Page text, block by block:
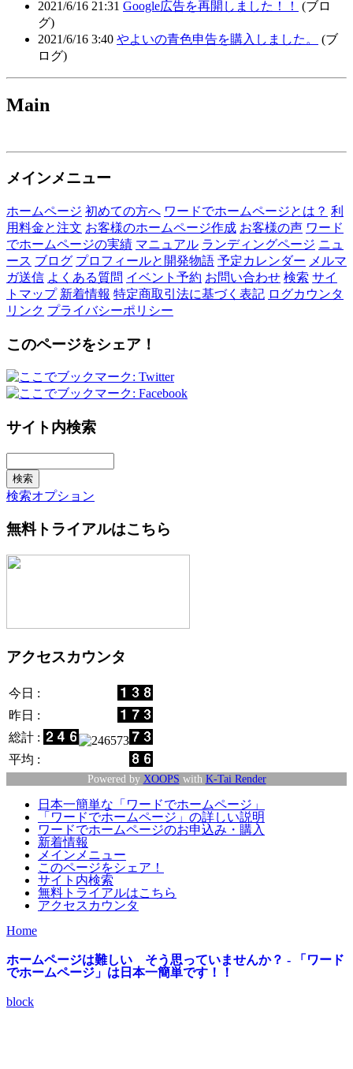
2021/6/16 21:31 Google広告を再開しました！！
(ブロ
グ)
2021/6/16 3:40 やよいの青色申告を購入しました。
(ブ
ログ)
Main
メインメニュー
ホームページ 初めての方へ ワードでホームページとは？ 利
用料金と注文 お客様のホームページ作成 お客様の声 ワード
でホームページの実績 マニュアル ランディングページ ニュ
ース ブログ プロフィールと開発物語 予定カレンダー メルマ
ガ送信 よくある質問 イベント予約 お問い合わせ 検索 サイ
トマップ 新着情報 特定商取引法に基づく表記 ログカウンタ
リンク プライバシーポリシー
このページをシェア！
サイト内検索
検索オプション
無料トライアルはこちら
アクセスカウンタ
今日 :
昨日 :
総計 :
平均 :
Powered by XOOPS with K-Tai Render
日本一簡単な「ワードでホームページ」
「ワードでホームページ」の詳しい説明
ワードでホームページのお申込み・購入
新着情報
メインメニュー
このページをシェア！
サイト内検索
無料トライアルはこちら
アクセスカウンタ
Home
ホームページは難しい そう思っていませんか？ - 「ワード
でホームページ」は日本一簡単です！！
block